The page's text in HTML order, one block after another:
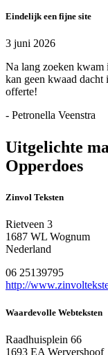
Eindelijk een fijne site
3 juni 2026
Na lang zoeken kwam
kan geen kwaad dacht
offerte!
- Petronella Veenstra
Uitgelichte
Opperdoes
Zinvol Teksten
Rietveen 3
1687 WL Wognum
Nederland
06 25139795
http://
Waardevolle Webteksten
Raadhuisplein 66
1693 EA Wervershoof